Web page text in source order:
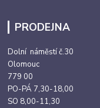
PRODEJNA
Dolní náměstí č.30
Olomouc
779 00
PO-PÁ 7,30-18,00
SO 8,00-11,30